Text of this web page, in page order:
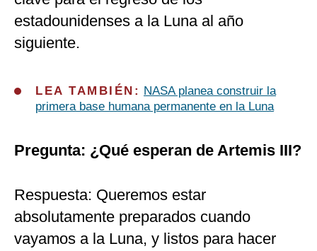
estadounidenses a la Luna al año
siguiente.
LEA TAMBIÉN: NASA planea construir la
primera base humana permanente en la Luna
Pregunta: ¿Qué esperan de Artemis III?
Respuesta: Queremos estar
absolutamente preparados cuando
vayamos a la Luna, y listos para hacer